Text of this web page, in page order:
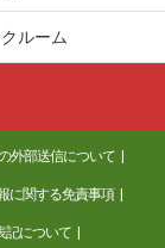
ルーム
外部送信について
に関する免責事項
記について